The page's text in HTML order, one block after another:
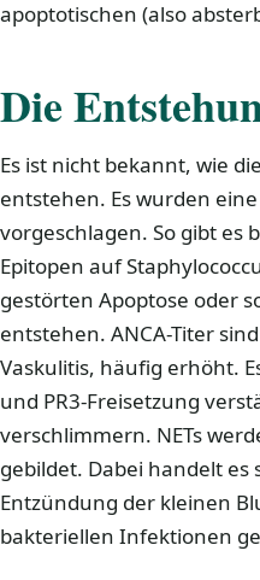
apoptotischen (also
Die
Es ist nicht bekannt, wie
entstehen. Es wurden
vorgeschlagen. So gibt es
Epitopen auf
gestörten Apoptose oder
entstehen. ANCA-Titer
Vaskulitis, häufig erhöht.
und PR3-Freisetzung
verschlimmern. NETs
gebildet. Dabei handelt es
Entzündung der kleinen
bakteriellen Infektionen